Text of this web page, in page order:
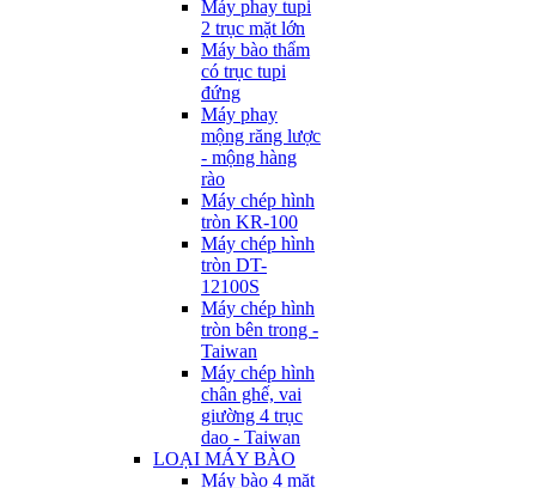
Máy phay tupi
2 trục mặt lớn
Máy bào thẩm
có trục tupi
đứng
Máy phay
mộng răng lược
- mộng hàng
rào
Máy chép hình
tròn KR-100
Máy chép hình
tròn DT-
12100S
Máy chép hình
tròn bên trong -
Taiwan
Máy chép hình
chân ghế, vai
giường 4 trục
dao - Taiwan
LOẠI MÁY BÀO
Máy bào 4 mặt